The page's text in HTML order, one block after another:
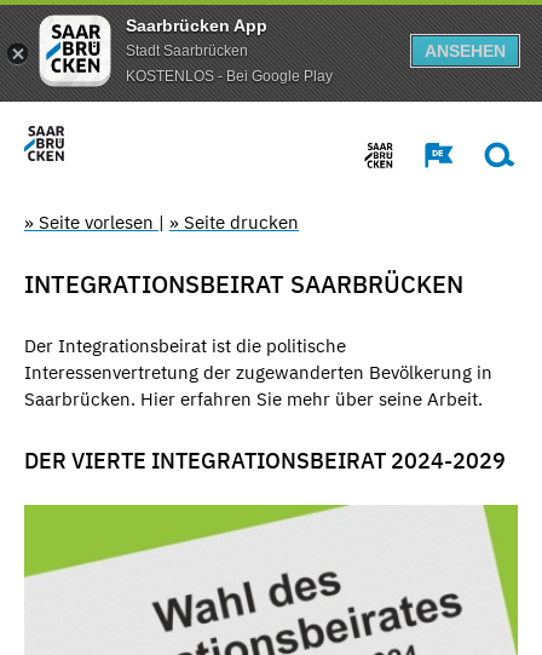
Saarbrücken App
Stadt Saarbrücken
KOSTENLOS - Bei Google Play
ANSEHEN
» Seite vorlesen | » Seite drucken
INTEGRATIONSBEIRAT SAARBRÜCKEN
Der Integrationsbeirat ist die politische
Interessenvertretung der zugewanderten Bevölkerung in
Saarbrücken. Hier erfahren Sie mehr über seine Arbeit.
DER VIERTE INTEGRATIONSBEIRAT 2024-2029